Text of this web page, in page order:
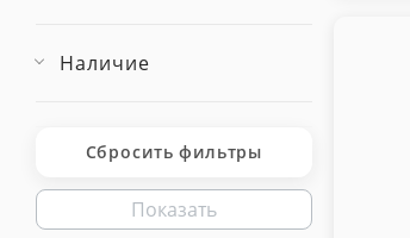
Наличие
Сбросить фильтры
Показать